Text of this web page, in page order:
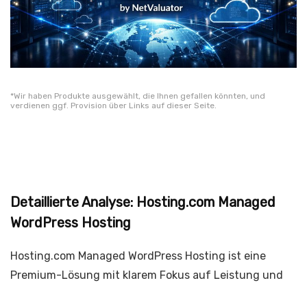
*Wir haben Produkte ausgewählt, die Ihnen gefallen könnten, und
verdienen ggf. Provision über Links auf dieser Seite.
Detaillierte Analyse: Hosting.com Managed
WordPress Hosting
Hosting.com Managed WordPress Hosting ist eine
Premium-Lösung mit klarem Fokus auf Leistung und